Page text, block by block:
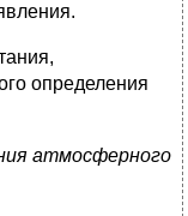
определения
атмосферного